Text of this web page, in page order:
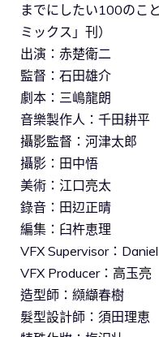
までにしたい100のこ
ミックス」刊）
出演：赤楚衛二
監督：石田雄介
劇本：三嶋龍朗
音樂製作人：千田耕平
攝影監督：河津太郎
攝影：田中悟
美術：江口亮太
錄音：田辺正晴
編集：臼杵恵理
VFX Supervisor：
VFX Producer：高玉亮
造型師：纐纈春樹
髮型設計師：須田理恵